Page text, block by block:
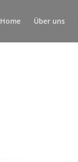
Home Über uns